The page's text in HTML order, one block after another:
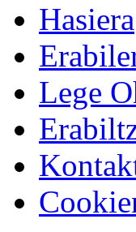
Hasiera
Lege